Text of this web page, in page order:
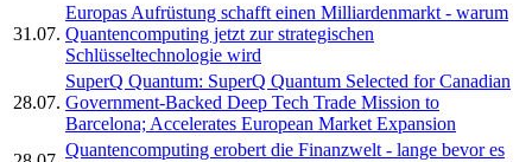
31.07.
Europas Aufrüstung schafft einen Milliardenmarkt - warum
Quantencomputing jetzt zur strategischen
Schlüsseltechnologie wird
28.07.
SuperQ Quantum: SuperQ Quantum Selected for Canadian
Government-Backed Deep Tech Trade Mission to
Barcelona; Accelerates European Market Expansion
Quantencomputing erobert die Finanzwelt - lange bevor es